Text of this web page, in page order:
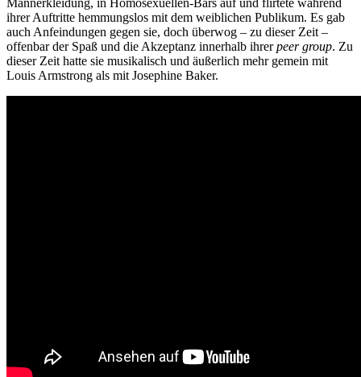
Männerkleidung, in Homosexuellen-Bars auf und flirtete während
ihrer Auftritte hemmungslos mit dem weiblichen Publikum. Es gab
auch Anfeindungen gegen sie, doch überwog – zu dieser Zeit –
offenbar der Spaß und die Akzeptanz innerhalb ihrerpeer group. Zu
dieser Zeit hatte sie musikalisch und äußerlich mehr gemein mit
Louis Armstrong als mit Josephine Baker.